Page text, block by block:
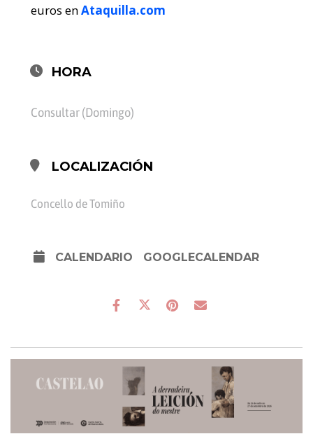
euros enAtaquilla.com
HORA
Consultar (Domingo)
LOCALIZACIÓN
Concello de Tomiño
CALENDARIO GOOGLECALENDAR